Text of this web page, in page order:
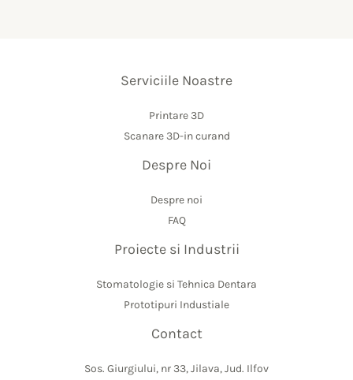
Serviciile Noastre
Printare 3D
Scanare 3D-in curand
Despre Noi
Despre noi
FAQ
Proiecte si Industrii
Stomatologie si Tehnica Dentara
Prototipuri Industiale
Contact
Sos. Giurgiului, nr 33, Jilava, Jud. Ilfov